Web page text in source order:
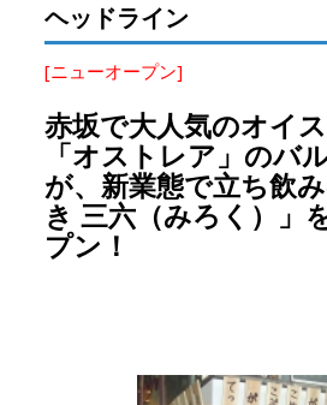
ヘッドライン
[ニューオープン]
赤坂で大人気のオイ
「オストレア」のバ
が、新業態で立ち飲
き 三六（みろく）」
プン！